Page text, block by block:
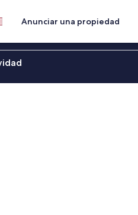
Anunciar una propiedad